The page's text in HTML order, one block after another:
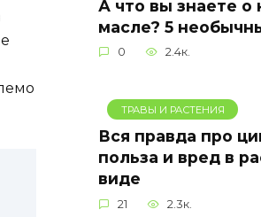
А что вы знаете о
масле? 5
0 2.4к.
ТРАВЫ И РАСТЕНИЯ
Вся правда про
польза и вред в
виде
21 2.3к.